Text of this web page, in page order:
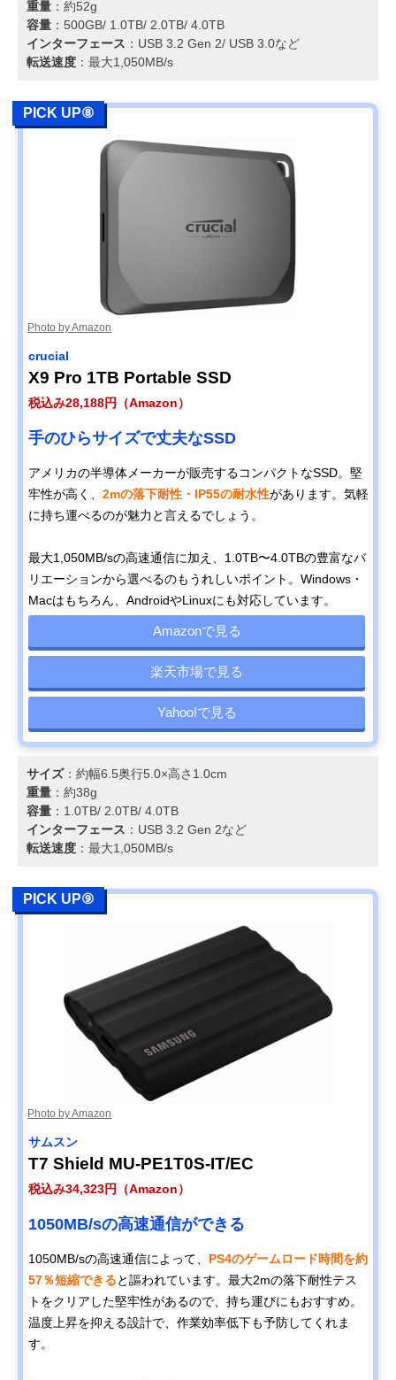
重量 ：約52g
容量 ：500GB/ 1.0TB/ 2.0TB/ 4.0TB
インターフェース ：USB 3.2 Gen 2/ USB 3.0など
転送速度 ：最大1,050MB/s
PICK UP⑧
Photo by Amazon
crucial
X9 Pro 1TB Portable SSD
税込み28,188円（Amazon）
手のひらサイズで丈夫なSSD
アメリカの半導体メーカーが販売するコンパクトなSSD。堅
牢性が高く、 2mの落下耐性・IP55の耐水性があります。気軽
に持ち運べるのが魅力と言えるでしょう。
最大1,050MB/sの高速通信に加え、1.0TB〜4.0TBの豊富なバ
リエーションから選べるのもうれしいポイント。Windows・
Macはもちろん、AndroidやLinuxにも対応しています。
Amazonで見る
楽天市場で見る
Yahoo!で見る
サイズ：約幅6.5奥行5.0×高さ1.0cm
重量 ：約38g
容量 ：1.0TB/ 2.0TB/ 4.0TB
インターフェース ：USB 3.2 Gen 2など
転送速度 ：最大1,050MB/s
PICK UP⑨
Photo by Amazon
サムスン
T7 Shield MU-PE1T0S-IT/EC
税込み34,323円（Amazon）
1050MB/sの高速通信ができる
1050MB/sの高速通信によって、 PS4のゲームロード時間を約
57％短縮できると謳われています。最大2mの落下耐性テス
トをクリアした堅牢性があるので、持ち運びにもおすすめ。
温度上昇を抑える設計で、作業効率低下も予防してくれま
す。